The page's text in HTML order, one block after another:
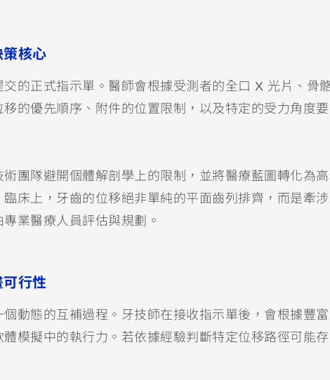
核心
的正式指示單。醫師會根據受測者的全口 X 光片、骨
的優先順序、附件的位置限制，以及特定的受力角度要
團隊避開個體解剖學上的限制，並將醫療藍圖轉化為
床上，牙齒的位移絕非單純的平面齒列排齊，而是牽涉
業醫療人員評估與規劃。
行性
動態的互補過程。牙技師在接收指示單後，會根據豐
模擬中的執行力。若依據經驗判斷特定位移路徑可能